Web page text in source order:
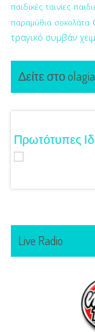
παιδικές ταινίες
παραμύθια σοκολάτα
τραγικό συμβάν
Δείτε στο
Πρωτότυπες
Live Radio